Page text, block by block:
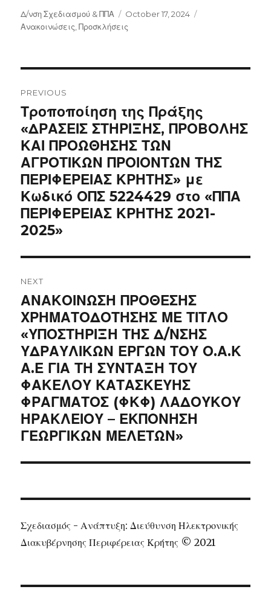
Author
Δ/νση Σχεδιασμού & ΠΠΑ
Posted
on
October 17, 2024
Ανακοινώσεις ,Προσκλήσεις
navigation
PREVIOUS
Previous
post:
Τροποποίηση της Πράξης
«ΔΡΑΣΕΙΣ ΣΤΗΡΙΞΗΣ, ΠΡΟΒΟΛΗΣ
ΚΑΙ ΠΡΟΩΘΗΣΗΣ ΤΩΝ
ΑΓΡΟΤΙΚΩΝ ΠΡΟΙΟΝΤΩΝ ΤΗΣ
ΠΕΡΙΦΕΡΕΙΑΣ ΚΡΗΤΗΣ» με
Κωδικό ΟΠΣ 5224429 στο «ΠΠΑ
ΠΕΡΙΦΕΡΕΙΑΣ ΚΡΗΤΗΣ 2021-
2025»
NEXT
Next
post:
ΑΝΑΚΟΙΝΩΣΗ ΠΡΟΘΕΣΗΣ
ΧΡΗΜΑΤΟΔΟΤΗΣΗΣ ΜΕ ΤΙΤΛΟ
«ΥΠΟΣΤΗΡΙΞΗ ΤΗΣ Δ/ΝΣΗΣ
ΥΔΡΑΥΛΙΚΩΝ ΕΡΓΩΝ ΤΟΥ Ο.Α.Κ
Α.Ε ΓΙΑ ΤΗ ΣΥΝΤΑΞΗ ΤΟΥ
ΦΑΚΕΛΟΥ ΚΑΤΑΣΚΕΥΗΣ
ΦΡΑΓΜΑΤΟΣ (ΦΚΦ) ΛΑΔΟΥΚΟΥ
ΗΡΑΚΛΕΙΟΥ – ΕΚΠΟΝΗΣΗ
ΓΕΩΡΓΙΚΩΝ ΜΕΛΕΤΩΝ»
Σχεδιασμός - Ανάπτυξη: Διεύθυνση Ηλεκτρονικής
Διακυβέρνησης Περιφέρειας Κρήτης © 2021